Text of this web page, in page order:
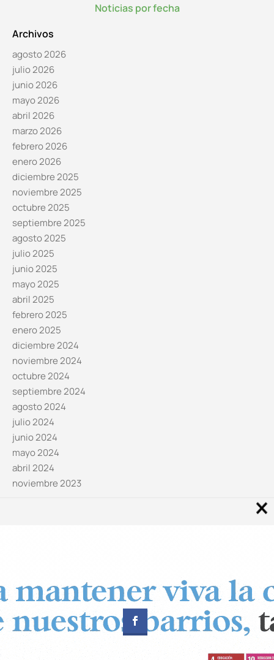
Noticias por fecha
Archivos
agosto 2026
julio 2026
junio 2026
mayo 2026
abril 2026
marzo 2026
febrero 2026
enero 2026
diciembre 2025
noviembre 2025
octubre 2025
septiembre 2025
agosto 2025
julio 2025
junio 2025
mayo 2025
abril 2025
febrero 2025
enero 2025
diciembre 2024
noviembre 2024
octubre 2024
septiembre 2024
agosto 2024
julio 2024
junio 2024
mayo 2024
abril 2024
noviembre 2023